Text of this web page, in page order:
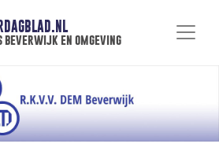
en omgeving